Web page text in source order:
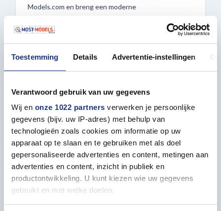
Toestemming Details Advertentie-instellingen
Verantwoord gebruik van uw gegevens
Wij en onze 1022 partners verwerken je persoonlijke
gegevens (bijv. uw IP-adres) met behulp van
technologieën zoals cookies om informatie op uw
apparaat op te slaan en te gebruiken met als doel
gepersonaliseerde advertenties en content, metingen aan
advertenties en content, inzicht in publiek en
productontwikkeling. U kunt kiezen wie uw gegevens
gebruikt en met welke doelen.
Models.com en breng een moderne
Eigenschappen
ALGEMEEN
Niveau (1=gemakkelijk | 5=gevorderd)